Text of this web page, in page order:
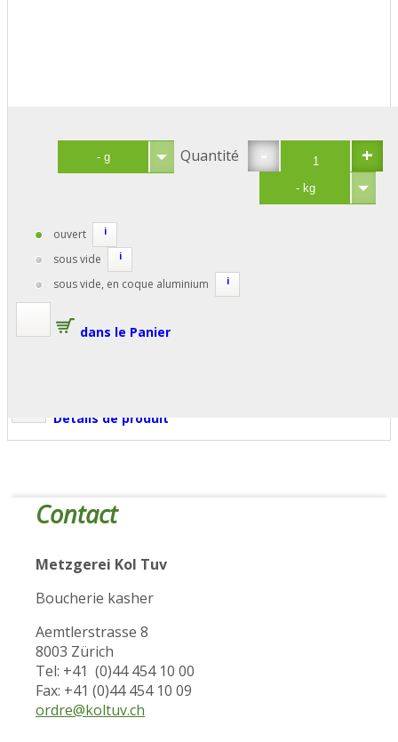
Détails de produit
- +
Quantité
ouvert i
sous vide i
sous vide, en coque aluminium i
dans le Panier
Contact
Metzgerei Kol Tuv
Boucherie kasher
Aemtlerstrasse 8
8003 Zürich
Tel: +41 (0)44 454 10 00
Fax: +41 (0)44 454 10 09
ordre@koltuv.ch